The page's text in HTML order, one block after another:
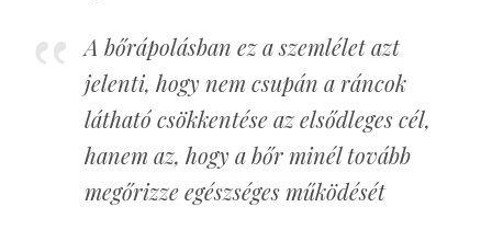
A bőrápolásban ez a szemlélet azt
jelenti, hogy nem csupán a ráncok
látható csökkentése az elsődleges cél,
hanem az, hogy a bőr minél tovább
megőrizze egészséges működését